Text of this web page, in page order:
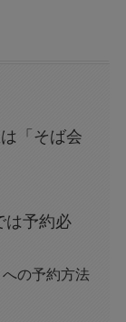
「そば会
は予約必
への予約方法